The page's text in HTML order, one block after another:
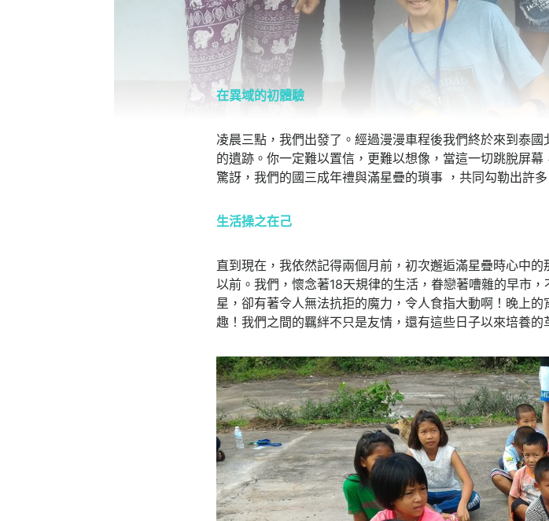
在異域的初體驗
凌晨三點，我們出發了。經過漫漫車程後我們終於來到泰
的遺跡。你一定難以置信，更難以想像，當這一切跳脫屏
驚訝，我們的國三成年禮與滿星疊的瑣事 ，共同勾勒出許多
生活操之在己
直到現在，我依然記得兩個月前，初次邂逅滿星疊時心中
以前。我們，懷念著18天規律的生活，眷戀著嘈雜的早市
星，卻有著令人無法抗拒的魔力，令人食指大動啊！晚上
趣！我們之間的羈絆不只是友情，還有這些日子以來培養的